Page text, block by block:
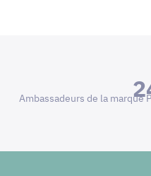
Ambassadeurs de la marque